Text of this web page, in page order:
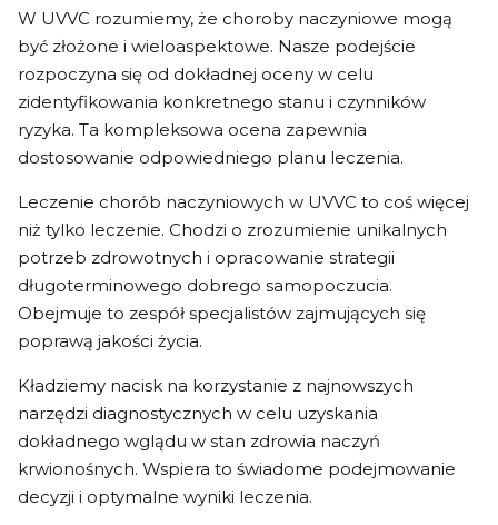
W UVVC rozumiemy, że choroby naczyniowe mogą
być złożone i wieloaspektowe. Nasze podejście
rozpoczyna się od dokładnej oceny w celu
zidentyfikowania konkretnego stanu i czynników
ryzyka. Ta kompleksowa ocena zapewnia
dostosowanie odpowiedniego planu leczenia.
Leczenie chorób naczyniowych w UVVC to coś więcej
niż tylko leczenie. Chodzi o zrozumienie unikalnych
potrzeb zdrowotnych i opracowanie strategii
długoterminowego dobrego samopoczucia.
Obejmuje to zespół specjalistów zajmujących się
poprawą jakości życia.
Kładziemy nacisk na korzystanie z najnowszych
narzędzi diagnostycznych w celu uzyskania
dokładnego wglądu w stan zdrowia naczyń
krwionośnych. Wspiera to świadome podejmowanie
decyzji i optymalne wyniki leczenia.